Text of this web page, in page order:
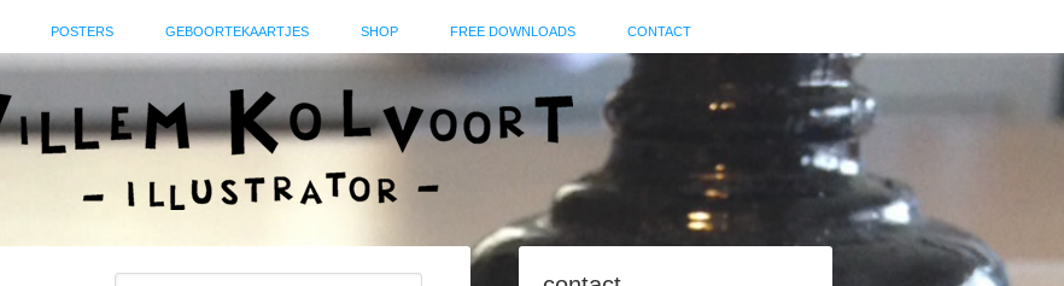
POSTERS GEBOORTEKAARTJES SHOP FREE DOWNLOADS CONTACT